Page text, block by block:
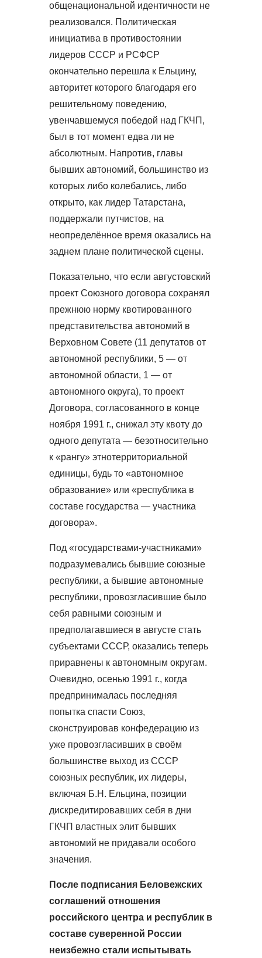
общенациональной идентичности не
реализовался. Политическая
инициатива в противостоянии
лидеров СССР и РСФСР
окончательно перешла к Ельцину,
авторитет которого благодаря его
решительному поведению,
увенчавшемуся победой над ГКЧП,
был в тот момент едва ли не
абсолютным. Напротив, главы
бывших автономий, большинство из
которых либо колебались, либо
открыто, как лидер Татарстана,
поддержали путчистов, на
неопределённое время оказались на
заднем плане политической сцены.
Показательно, что если августовский
проект Союзного договора сохранял
прежнюю норму квотированного
представительства автономий в
Верховном Совете (11 депутатов от
автономной республики, 5 — от
автономной области, 1 — от
автономного округа), то проект
Договора, согласованного в конце
ноября 1991 г., снижал эту квоту до
одного депутата — безотносительно
к «рангу» этнотерриториальной
единицы, будь то «автономное
образование» или «республика в
составе государства — участника
договора».
Под «государствами-участниками»
подразумевались бывшие союзные
республики, а бывшие автономные
республики, провозгласившие было
себя равными союзным и
предполагавшиеся в августе стать
субъектами СССР, оказались теперь
приравнены к автономным округам.
Очевидно, осенью 1991 г., когда
предпринималась последняя
попытка спасти Союз,
сконструировав конфедерацию из
уже провозгласивших в своём
большинстве выход из СССР
союзных республик, их лидеры,
включая Б.Н. Ельцина, позиции
дискредитировавших себя в дни
ГКЧП властных элит бывших
автономий не придавали особого
значения.
После подписания Беловежских
соглашений отношения
российского центра и республик в
составе суверенной России
неизбежно стали испытывать